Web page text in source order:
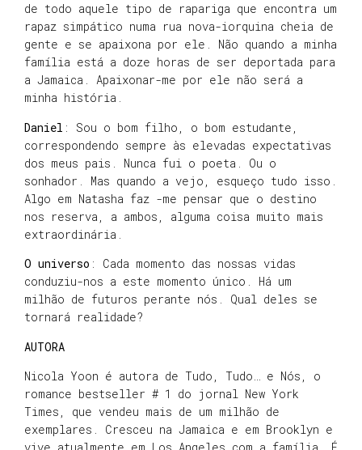
de todo aquele tipo de rapariga que encontra um
rapaz simpático numa rua nova-iorquina cheia de
gente e se apaixona por ele. Não quando a minha
família está a doze horas de ser deportada para
a Jamaica. Apaixonar-me por ele não será a
minha história.
Daniel : Sou o bom filho, o bom estudante,
correspondendo sempre às elevadas expectativas
dos meus pais. Nunca fui o poeta. Ou o
sonhador. Mas quando a vejo, esqueço tudo isso.
Algo em Natasha faz -me pensar que o destino
nos reserva, a ambos, alguma coisa muito mais
extraordinária.
O universo : Cada momento das nossas vidas
conduziu-nos a este momento único. Há um
milhão de futuros perante nós. Qual deles se
tornará realidade?
AUTORA
Nicola Yoon é autora de Tudo, Tudo… e Nós, o
romance bestseller # 1 do jornal New York
Times, que vendeu mais de um milhão de
exemplares. Cresceu na Jamaica e em Brooklyn e